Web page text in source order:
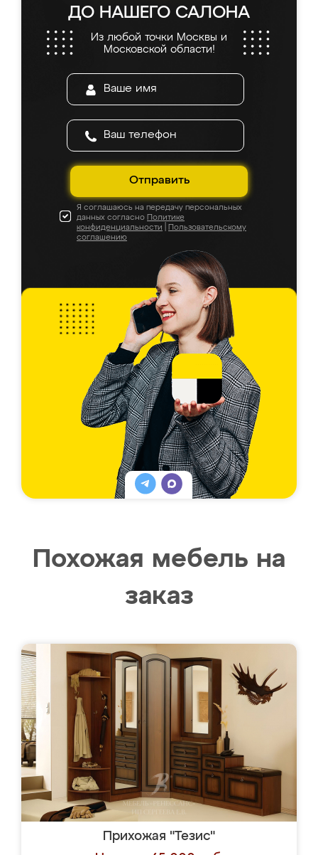
ДО НАШЕГО САЛОНА
Из любой точки Москвы и
Московской области!
Отправить
Я соглашаюсь на передачу персональных
данных согласно Политике
конфиденциальности
Пользовательскому
соглашению
Похожая мебель на
заказ
Прихожая "Тезис"